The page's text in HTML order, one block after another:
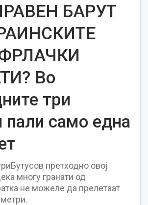
БАРУТ
Во
три
пали само една
претходно овој
многу гранати од
не можеле да прелетаат